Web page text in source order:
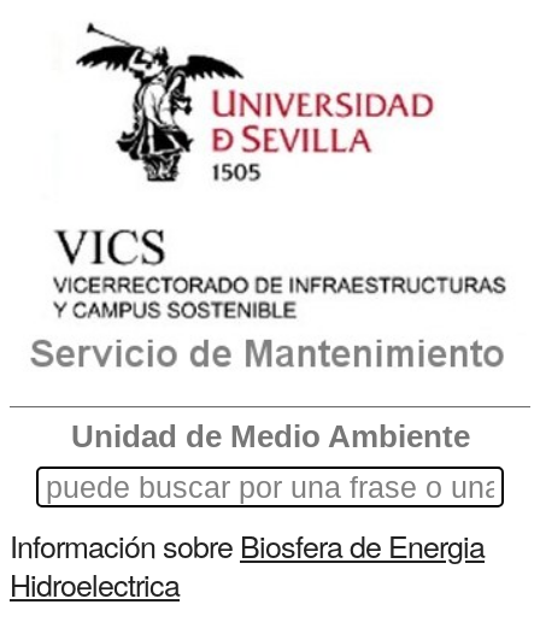
Unidad de Medio Ambiente
Información sobre Biosfera de Energia
Hidroelectrica